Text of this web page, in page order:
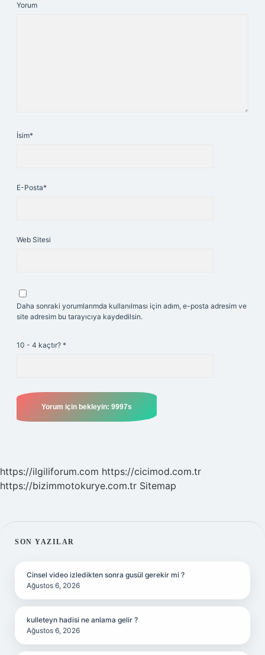
Yorum
İsim*
E-Posta*
Web Sitesi
Daha sonraki yorumlarımda kullanılması için adım, e-posta adresim ve
site adresim bu tarayıcıya kaydedilsin.
10 - 4 kaçtır? *
https://ilgiliforum.com https://cicimod.com.tr
https://bizimmotokurye.com.tr Sitemap
SIDEBAR
SON YAZILAR
Cinsel video izledikten sonra gusül gerekir mi ?
Ağustos 6, 2026
kulleteyn hadisi ne anlama gelir ?
Ağustos 6, 2026